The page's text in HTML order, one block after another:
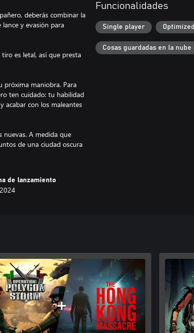
deberás combinar la
y evasión para
es letal, así que presta
próxima maniobra. Para
ten cuidado: tu habilidad
acabar con los maleantes
nuevas. A medida que
de una ciudad oscura
de lanzamiento
Funcionalidades
Single player
Cosas guardadas en la nube